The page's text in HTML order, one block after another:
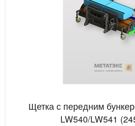
Щетка с передним
LW540/LW541